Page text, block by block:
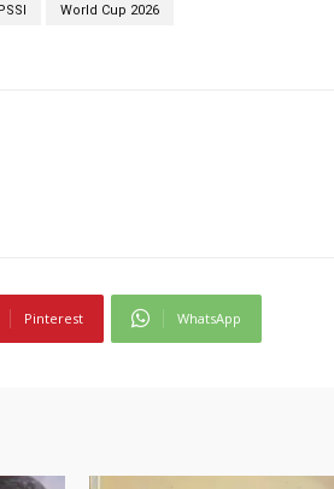
World Cup 2026
Pinterest WhatsApp